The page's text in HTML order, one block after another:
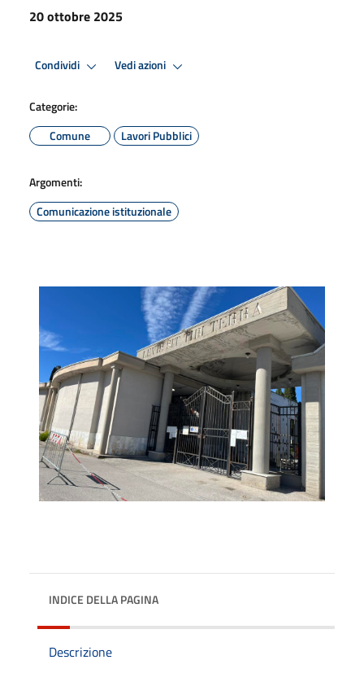
20 ottobre 2025
Condividi Vedi azioni
Categorie:
Comune
Lavori Pubblici
Argomenti:
Comunicazione istituzionale
INDICE DELLA PAGINA
Descrizione